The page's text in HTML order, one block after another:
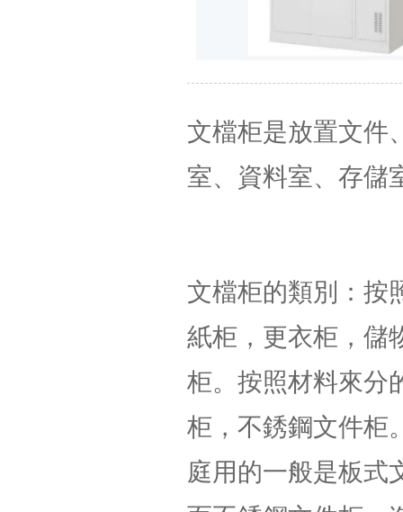
文檔柜是放置文件
室、資料室、存儲
文檔柜的類別：按
紙柜，更衣柜，儲
柜。按照材料來分
柜，不銹鋼文件柜
庭用的一般是板式